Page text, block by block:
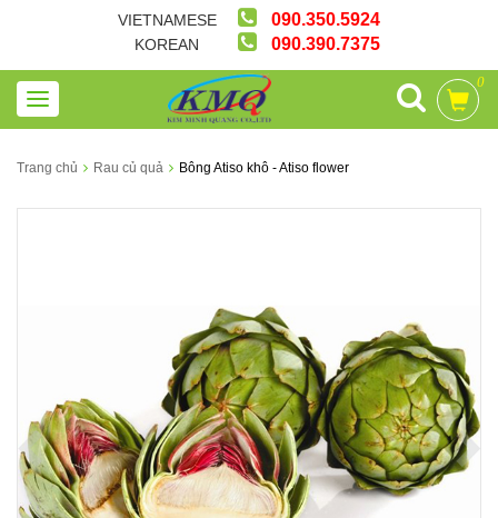
VIETNAMESE 090.350.5924
KOREAN 090.390.7375
0
Trang chủ Rau củ quả Bông Atiso khô - Atiso flower